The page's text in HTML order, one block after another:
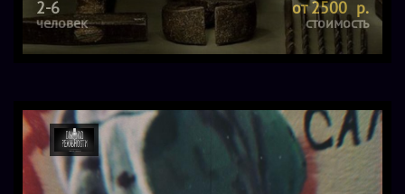
2-6
человек
от 2500 р.
стоимость